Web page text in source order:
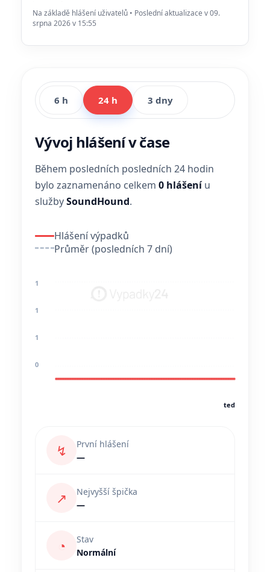
Na základě hlášení uživatelů • Poslední aktualizace v 09.
srpna 2026 v 15:55
6 h 24 h 3 dny
Vývoj hlášení v čase
Během posledních posledních 24 hodin
bylo zaznamenáno celkem 0 hlášeníu
službySoundHound.
Hlášení výpadků
Průměr (posledních 7 dní)
1
1
1
0
teď
↯
První hlášení
—
↗
Nejvyšší špička
—
◔
Stav
Normální